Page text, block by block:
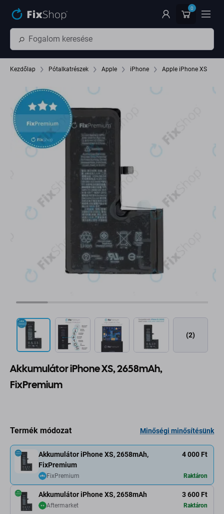
0
Kezdőlap Pótalkatrészek Apple iPhone Apple iPhone XS
(2)
Akkumulátor iPhone XS, 2658mAh,
FixPremium
Termék módozat Minőségi minősítésünk
Akkumulátor iPhone XS, 2658mAh 3 600 Ft
Aftermarket Raktáron
Akkumulátor iPhone XS, 2658mAh,
FixPremium
4 000 Ft
FixPremium Raktáron